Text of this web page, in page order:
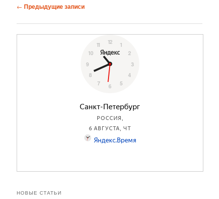
Навигация
записям
← Предыдущие записи
НОВЫЕ СТАТЬИ